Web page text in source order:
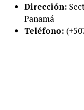
Dirección:
Panamá
Teléfono: